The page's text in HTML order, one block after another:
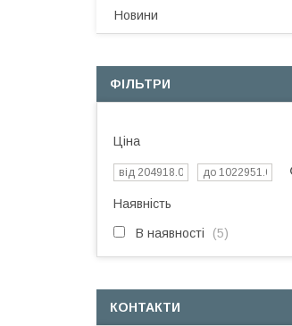
Новини
ФІЛЬТРИ
Ціна
Наявність
В наявності 5
КОНТАКТИ